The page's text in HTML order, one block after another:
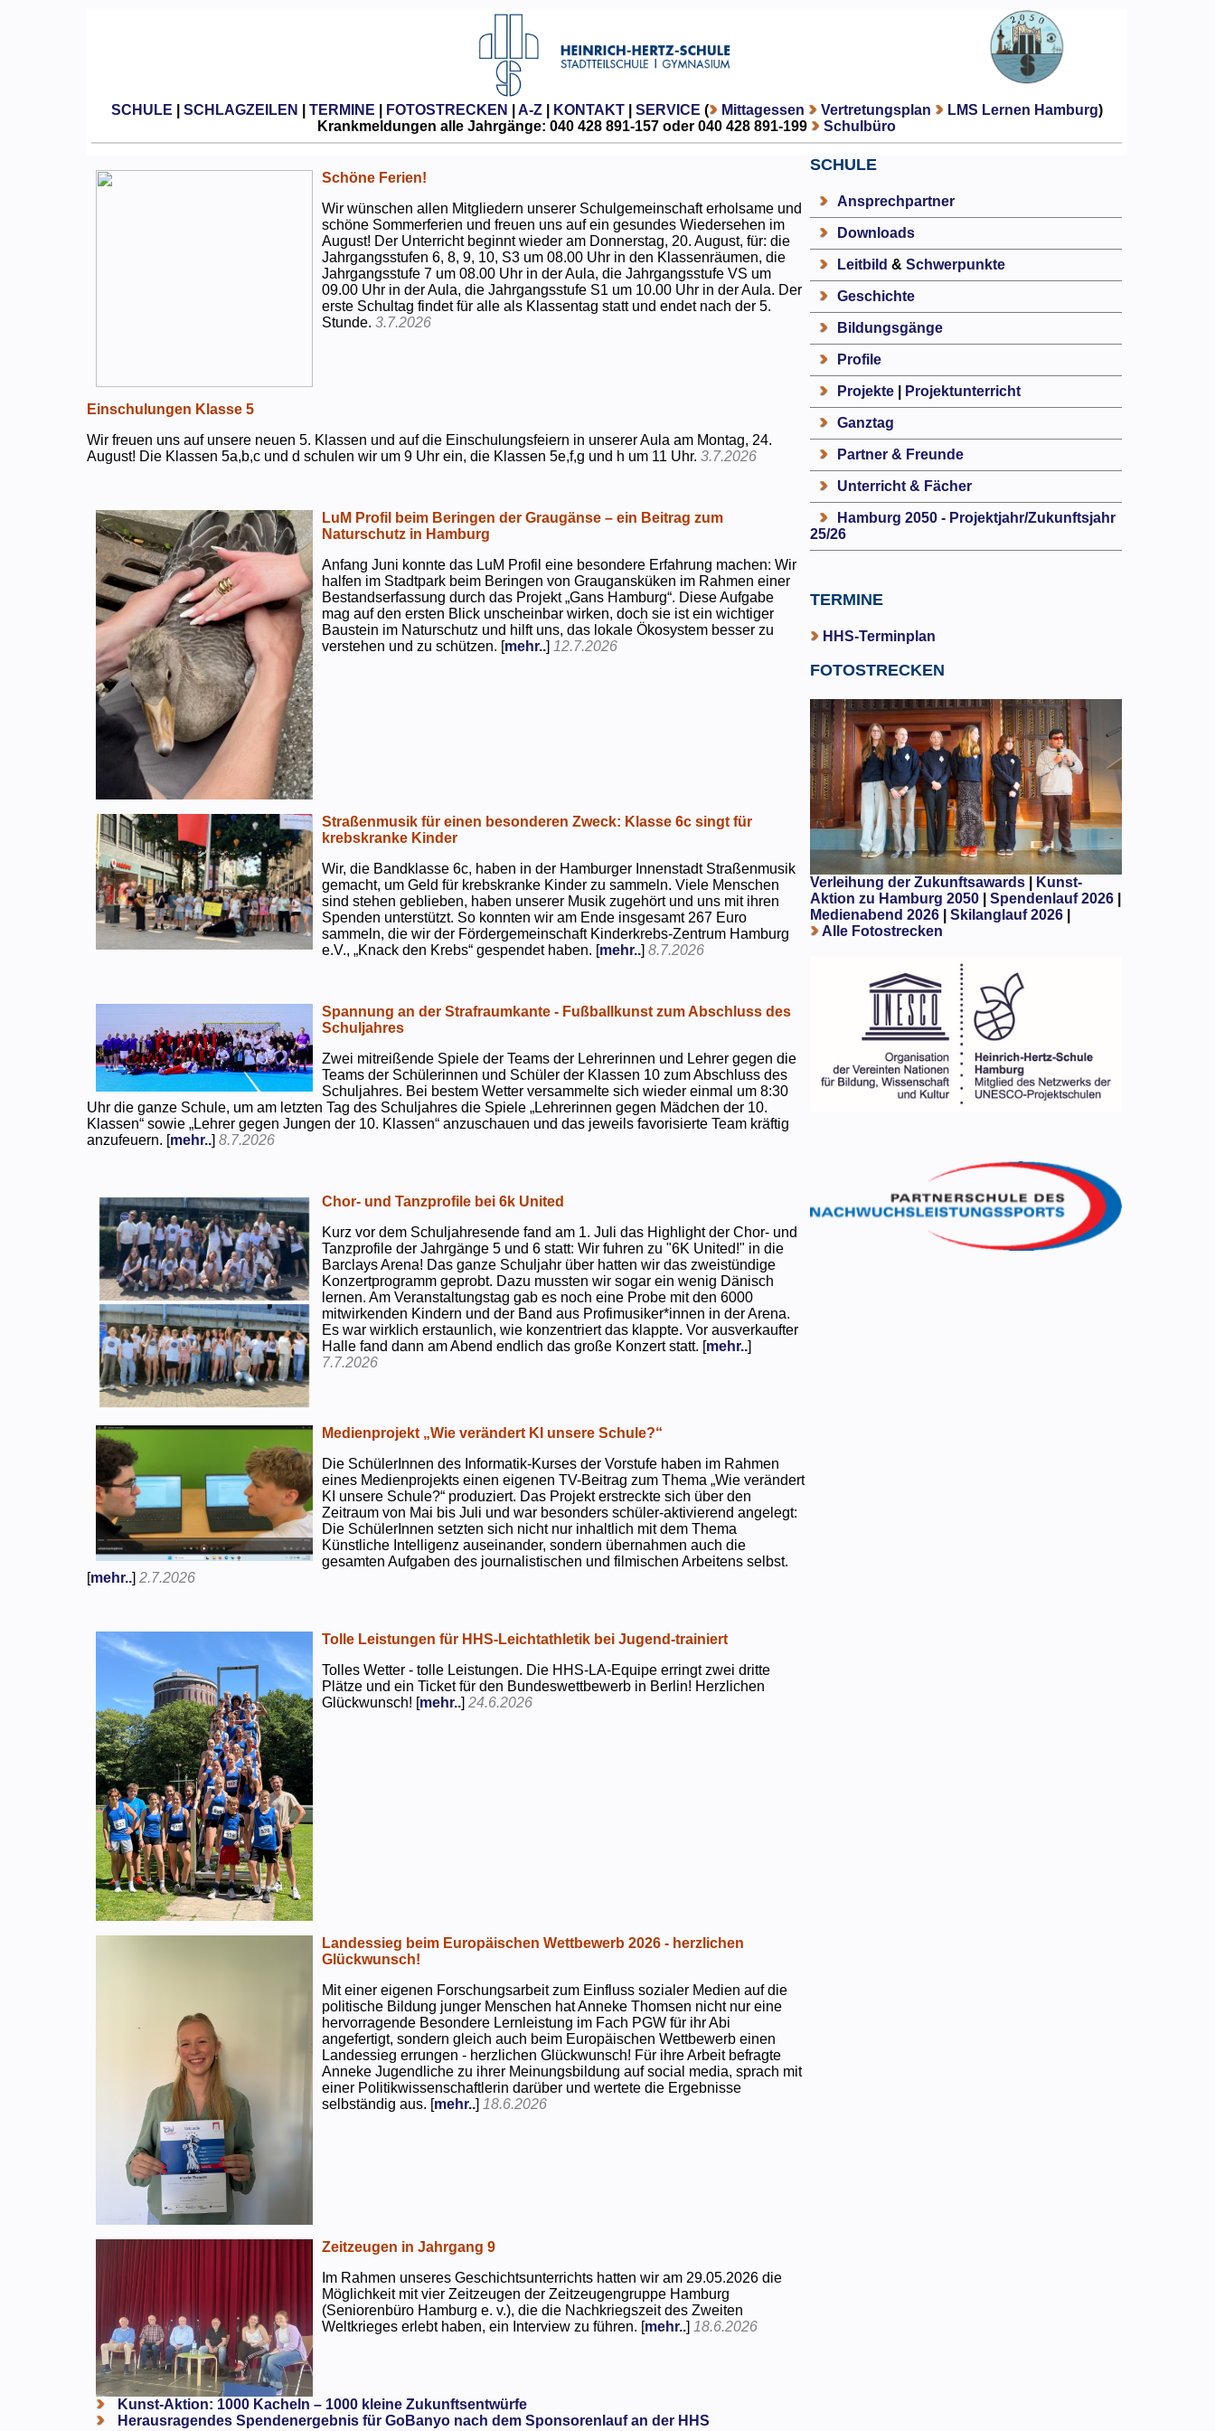
SCHULE SCHLAGZEILEN TERMINE FOTOSTRECKEN A-Z| KONTAKT| SERVICE ( Mittagessen Vertretungsplan LMS Lernen Hamburg)
Krankmeldungen alle Jahrgänge: 040 428 891-157 oder 040 428 891-199
Schulbüro
Schöne Ferien!
Wir wünschen allen Mitgliedern unserer Schulgemeinschaft erholsame und
schöne Sommerferien und freuen uns auf ein gesundes Wiedersehen im
August! Der Unterricht beginnt wieder am Donnerstag, 20. August, für: die
Jahrgangsstufen 6, 8, 9, 10, S3 um 08.00 Uhr in den Klassenräumen, die
Jahrgangsstufe 7 um 08.00 Uhr in der Aula, die Jahrgangsstufe VS um
09.00 Uhr in der Aula, die Jahrgangsstufe S1 um 10.00 Uhr in der Aula. Der
erste Schultag findet für alle als Klassentag statt und endet nach der 5.
Stunde.3.7.2026
Einschulungen Klasse 5
Wir freuen uns auf unsere neuen 5. Klassen und auf die Einschulungsfeiern in unserer Aula am Montag, 24.
August! Die Klassen 5a,b,c und d schulen wir um 9 Uhr ein, die Klassen 5e,f,g und h um 11 Uhr.3.7.2026
LuM Profil beim Beringen der Graugänse – ein Beitrag zum
Naturschutz in Hamburg
Anfang Juni konnte das LuM Profil eine besondere Erfahrung machen: Wir
halfen im Stadtpark beim Beringen von Graugansküken im Rahmen einer
Bestandserfassung durch das Projekt „Gans Hamburg“. Diese Aufgabe
mag auf den ersten Blick unscheinbar wirken, doch sie ist ein wichtiger
Baustein im Naturschutz und hilft uns, das lokale Ökosystem besser zu
verstehen und zu schützen. [mehr..] 12.7.2026
Straßenmusik für einen besonderen Zweck: Klasse 6c singt für
krebskranke Kinder
Wir, die Bandklasse 6c, haben in der Hamburger Innenstadt Straßenmusik
gemacht, um Geld für krebskranke Kinder zu sammeln. Viele Menschen
sind stehen geblieben, haben unserer Musik zugehört und uns mit ihren
Spenden unterstützt. So konnten wir am Ende insgesamt 267 Euro
sammeln, die wir der Fördergemeinschaft Kinderkrebs-Zentrum Hamburg
e.V., „Knack den Krebs“ gespendet haben. [mehr..]8.7.2026
Spannung an der Strafraumkante - Fußballkunst zum Abschluss des
Schuljahres
Zwei mitreißende Spiele der Teams der Lehrerinnen und Lehrer gegen die
Teams der Schülerinnen und Schüler der Klassen 10 zum Abschluss des
Schuljahres. Bei bestem Wetter versammelte sich wieder einmal um 8:30
Uhr die ganze Schule, um am letzten Tag des Schuljahres die Spiele „Lehrerinnen gegen Mädchen der 10.
Klassen“ sowie „Lehrer gegen Jungen der 10. Klassen“ anzuschauen und das jeweils favorisierte Team kräftig
anzufeuern. [mehr..]8.7.2026
Chor- und Tanzprofile bei 6k United
Kurz vor dem Schuljahresende fand am 1. Juli das Highlight der Chor- und
Tanzprofile der Jahrgänge 5 und 6 statt: Wir fuhren zu "6K United!" in die
Barclays Arena! Das ganze Schuljahr über hatten wir das zweistündige
Konzertprogramm geprobt. Dazu mussten wir sogar ein wenig Dänisch
lernen. Am Veranstaltungstag gab es noch eine Probe mit den 6000
mitwirkenden Kindern und der Band aus Profimusiker*innen in der Arena.
Es war wirklich erstaunlich, wie konzentriert das klappte. Vor ausverkaufter
Halle fand dann am Abend endlich das große Konzert statt. [mehr..]
7.7.2026
Medienprojekt „Wie verändert KI unsere Schule?“
Die SchülerInnen des Informatik-Kurses der Vorstufe haben im Rahmen
eines Medienprojekts einen eigenen TV-Beitrag zum Thema „Wie verändert
KI unsere Schule?“ produziert. Das Projekt erstreckte sich über den
Zeitraum von Mai bis Juli und war besonders schüler-aktivierend angelegt:
Die SchülerInnen setzten sich nicht nur inhaltlich mit dem Thema
Künstliche Intelligenz auseinander, sondern übernahmen auch die
gesamten Aufgaben des journalistischen und filmischen Arbeitens selbst.
[mehr..]2.7.2026
Tolle Leistungen für HHS-Leichtathletik bei Jugend-trainiert
Tolles Wetter - tolle Leistungen. Die HHS-LA-Equipe erringt zwei dritte
Plätze und ein Ticket für den Bundeswettbewerb in Berlin! Herzlichen
Glückwunsch! [mehr..]24.6.2026
Landessieg beim Europäischen Wettbewerb 2026 - herzlichen
Glückwunsch!
Mit einer eigenen Forschungsarbeit zum Einfluss sozialer Medien auf die
politische Bildung junger Menschen hat Anneke Thomsen nicht nur eine
hervorragende Besondere Lernleistung im Fach PGW für ihr Abi
angefertigt, sondern gleich auch beim Europäischen Wettbewerb einen
Landessieg errungen - herzlichen Glückwunsch! Für ihre Arbeit befragte
Anneke Jugendliche zu ihrer Meinungsbildung auf social media, sprach mit
einer Politikwissenschaftlerin darüber und wertete die Ergebnisse
selbständig aus. [mehr..] 18.6.2026
Zeitzeugen in Jahrgang 9
Im Rahmen unseres Geschichtsunterrichts hatten wir am 29.05.2026 die
Möglichkeit mit vier Zeitzeugen der Zeitzeugengruppe Hamburg
(Seniorenbüro Hamburg e. v.), die die Nachkriegszeit des Zweiten
Weltkrieges erlebt haben, ein Interview zu führen. [mehr..] 18.6.2026
Kunst-Aktion: 1000 Kacheln – 1000 kleine Zukunftsentwürfe
Herausragendes Spendenergebnis für GoBanyo nach dem Sponsorenlauf an der HHS
SCHULE
Ansprechpartner
Downloads
Leitbild & Schwerpunkte
Geschichte
Bildungsgänge
Profile
Projekte| Projektunterricht
Ganztag
Partner & Freunde
Unterricht & Fächer
Hamburg 2050 - Projektjahr/Zukunftsjahr
25/26
TERMINE
HHS-Terminplan
FOTOSTRECKEN
Verleihung der Zukunftsawards|
Kunst-
Aktion zu Hamburg 2050
Spendenlauf 2026|
Medienabend 2026| Skilanglauf 2026|
Alle Fotostrecken